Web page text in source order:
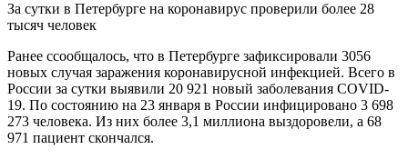
За сутки в Петербурге на коронавирус проверили более 28
тысяч человек
Ранее ссообщалось, что в Петербурге зафиксировали 3056
новых случая заражения коронавирусной инфекцией. Всего в
России за сутки выявили 20 921 новый заболевания COVID-
19. По состоянию на 23 января в России инфицировано 3 698
273 человека. Из них более 3,1 миллиона выздоровели, а 68
971 пациент скончался.